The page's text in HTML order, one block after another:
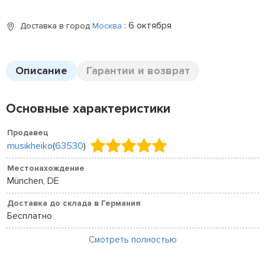
Доставка в город Москва : 6 октября
Описание Гарантии и возврат
Основные характеристики
Продавец
musikheiko(63530)
Местонахождение
München, DE
Доставка до склада в Германия
Бесплатно
Смотреть полностью